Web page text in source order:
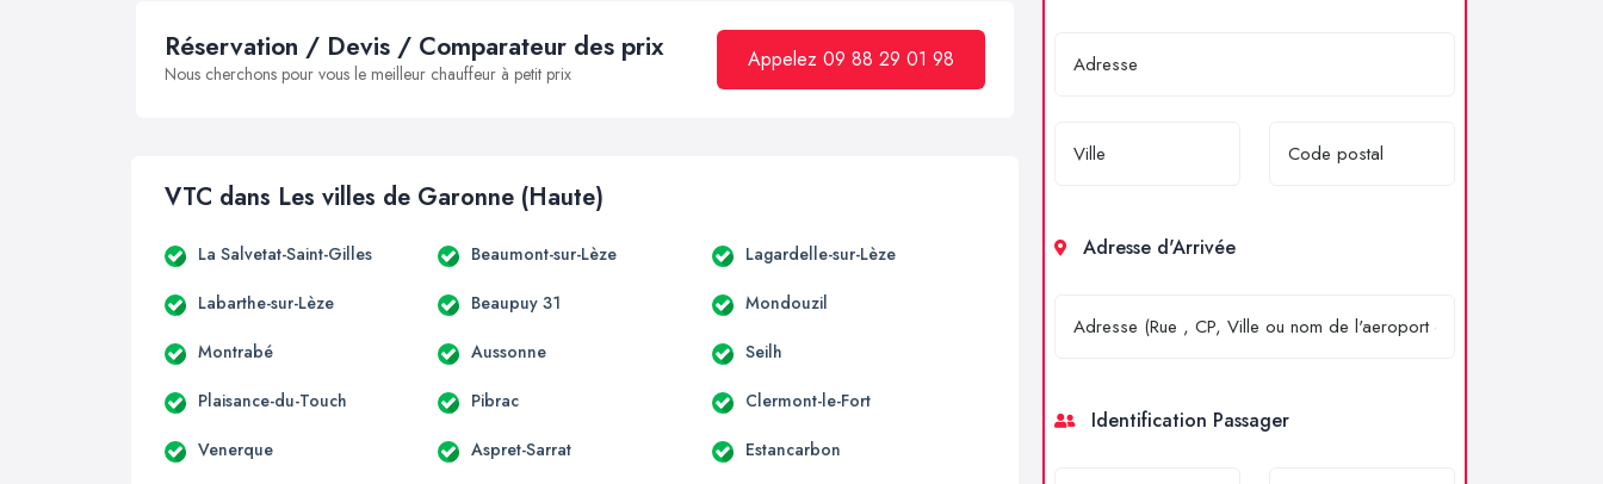
Réservation / Devis / Comparateur des prix
Nous cherchons pour vous le meilleur chauffeur à petit prix
Appelez 09 88 29 01 98
VTC dans Les villes de Garonne (Haute)
La Salvetat-Saint-Gilles Beaumont-sur-Lèze Lagardelle-sur-Lèze
Labarthe-sur-Lèze Beaupuy 31 Mondouzil
Montrabé Aussonne Seilh
Plaisance-du-Touch Pibrac Clermont-le-Fort
Venerque Aspret-Sarrat Estancarbon
Adresse d'Arrivée
Identification Passager